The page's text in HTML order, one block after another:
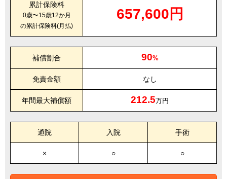
累計保険料
0歳〜15歳12か月
の累計保険料(月払)
657,600円
補償割合 90%
免責金額 なし
年間最大補償額 212.5万円
通院 入院 手術
× ○ ○